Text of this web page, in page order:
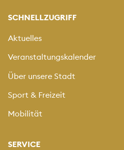
SCHNELLZUGRIFF
Aktuelles
Veranstaltungskalender
Über unsere Stadt
Sport & Freizeit
Mobilität
SERVICE